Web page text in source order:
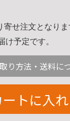
せ注文となりま
け予定です。
り方法・送料に
ートに入